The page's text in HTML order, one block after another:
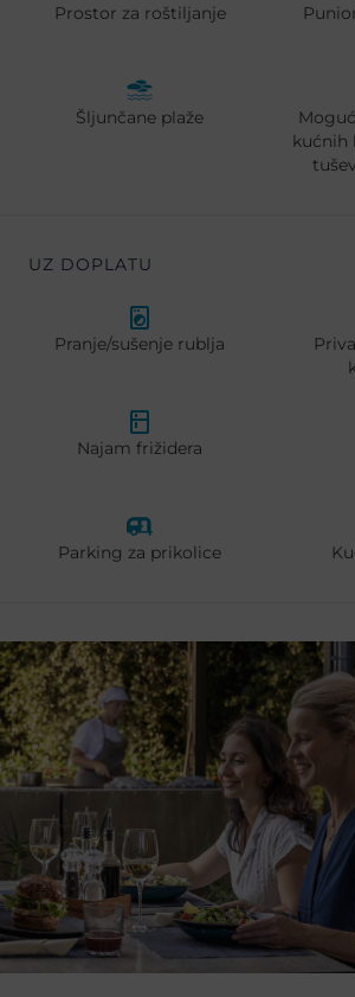
Prostor za roštiljanje
Šljunčane plaže
kućnih
UZ DOPLATU
Pranje/sušenje rublja
Najam frižidera
Parking za prikolice